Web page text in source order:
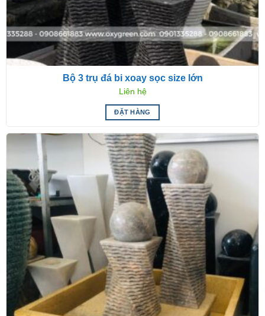
Bộ 3 trụ đá bi xoay sọc size lớn
Liên hệ
ĐẶT HÀNG